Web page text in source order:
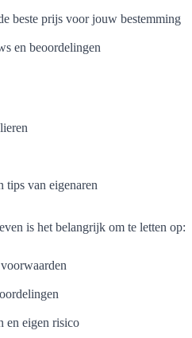
beste prijs voor jouw bestemming
en beoordelingen
tips van eigenaren
is het belangrijk om te letten op:
en eigen risico